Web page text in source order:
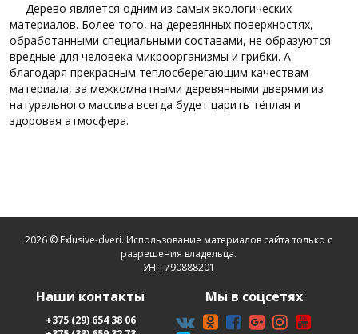
Дерево является одним из самых экологических
материалов. Более того, на деревянных поверхностях,
обработанными специальными составами, не образуются
вредные для человека микроорганизмы и грибки. А
благодаря прекрасным теплосберегающим качествам
материала, за межкомнатными деревянными дверями из
натурального массива всегда будет царить тёплая и
здоровая атмосфера.
2026 © Exlusive-dveri. Использование материалов сайта только с
разрешения владельца.
УНП 790888201
Наши контакты
+375 (29) 654 38 06
Мы в соцсетях